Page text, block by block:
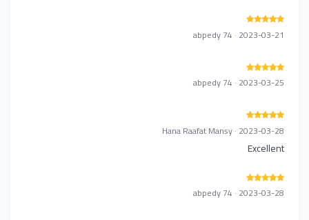
abpedy 74 · 2023-03-21
abpedy 74 · 2023-03-25
Hana Raafat Mansy · 2023-03-28
Excellent
abpedy 74 · 2023-03-28